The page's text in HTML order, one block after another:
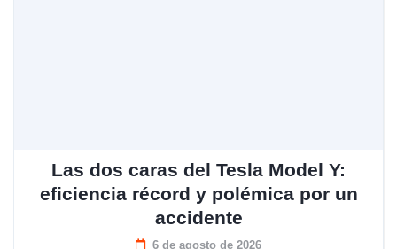
Las dos caras del Tesla Model Y:
eficiencia récord y polémica por un
accidente
6 de agosto de 2026